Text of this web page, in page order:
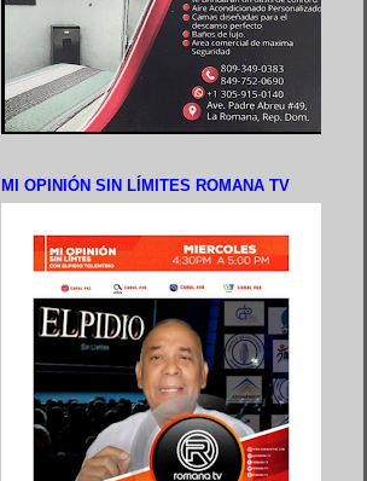
MI OPINIÓN SIN LÍMITES ROMANA TV